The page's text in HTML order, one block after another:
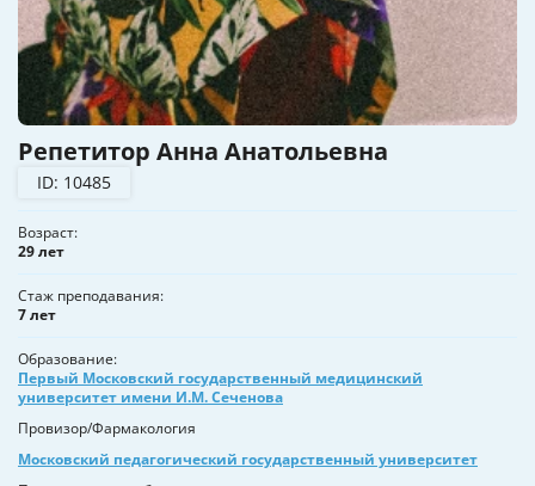
Репетитор Анна Анатольевна
ID: 10485
Возраст
29 лет
Стаж преподавания
7 лет
Образование
Первый Московский государственный медицинский
университет имени И.М. Сеченова
Провизор/Фармакология
Московский педагогический государственный университет